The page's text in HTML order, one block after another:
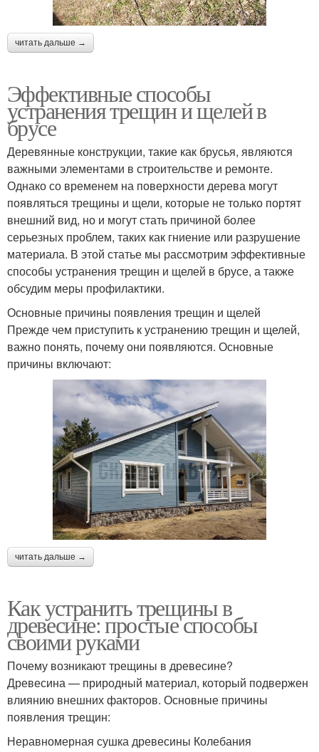
читать дальше →
Эффективные способы
устранения трещин и щелей в
брусе
Деревянные конструкции, такие как брусья, являются
важными элементами в строительстве и ремонте.
Однако со временем на поверхности дерева могут
появляться трещины и щели, которые не только портят
внешний вид, но и могут стать причиной более
серьезных проблем, таких как гниение или разрушение
материала. В этой статье мы рассмотрим эффективные
способы устранения трещин и щелей в брусе, а также
обсудим меры профилактики.
Основные причины появления трещин и щелей
Прежде чем приступить к устранению трещин и щелей,
важно понять, почему они появляются. Основные
причины включают:
читать дальше →
Как устранить трещины в
древесине: простые способы
своими руками
Почему возникают трещины в древесине?
Древесина — природный материал, который подвержен
влиянию внешних факторов. Основные причины
появления трещин:
Неравномерная сушка древесины Колебания